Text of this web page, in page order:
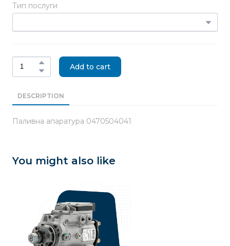
Тип послуги
Add to cart
DESCRIPTION
Паливна апаратура 0470504041
You might also like